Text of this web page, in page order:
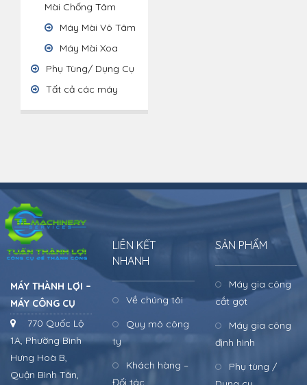
Mài Chống Tâm
Máy Mài Vô Tâm
Máy Mài Xoa
Phụ Tùng/ Dụng Cụ
Tất cả các máy
MÁY THÀNH LỢI –
MÁY CÔNG CỤ
770 Quốc Lộ
1A, Phường Bình
Hưng Hoà B,
Quận Bình Tân,
LIÊN KẾT
NHANH
Về chúng tôi
Quy mô công
ty
Khách hàng –
Đối tác
SẢN PHẨM
Máy gia công
cắt gọt
Máy gia công
định hình
Phụ tùng /